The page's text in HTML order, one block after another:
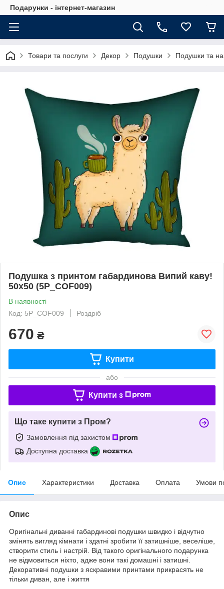
Подарунки - інтернет-магазин
Товари та послуги Декор Подушки Подушки та
Подушка з принтом габардинова Випий каву!
50x50 (5P_COF009)
В наявності
Код: 5P_COF009
Роздріб
670 ₴
Купити
або
Купити з
Що таке купити з Пром?
Замовлення під захистом
Доступна доставка
Опис Характеристики Доставка Оплата Умови
Опис
Оригінальні диванні габардинові подушки швидко і відчутно
змінять вигляд кімнати і здатні зробити її затишніше, веселіше,
створити стиль і настрій. Від такого оригінального подарунка
не відмовиться ніхто, адже вони такі домашні і затишні.
Декоративні подушки з яскравими принтами прикрасять не
тільки диван, але і життя